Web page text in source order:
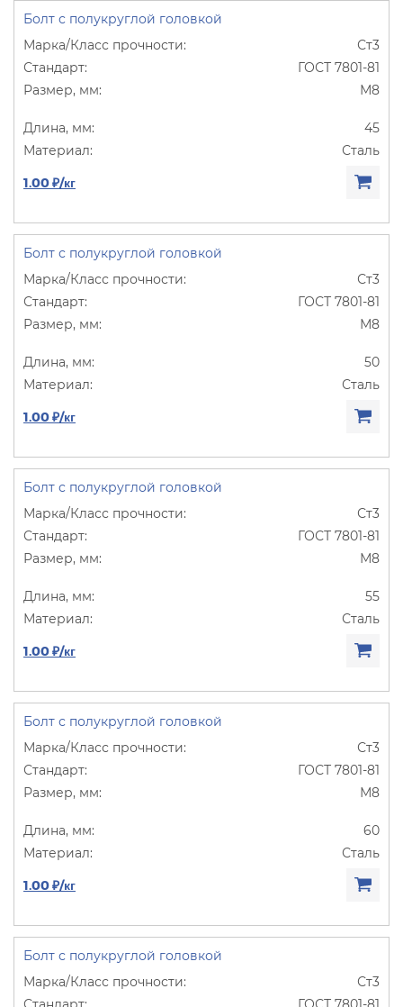
Болт с полукруглой головкой
Ст3
ГОСТ 7801-81
М8
45
Сталь
1.00 ₽/кг
Болт с полукруглой головкой
Ст3
ГОСТ 7801-81
М8
50
Сталь
1.00 ₽/кг
Болт с полукруглой головкой
Ст3
ГОСТ 7801-81
М8
55
Сталь
1.00 ₽/кг
Болт с полукруглой головкой
Ст3
ГОСТ 7801-81
М8
60
Сталь
1.00 ₽/кг
Болт с полукруглой головкой
Ст3